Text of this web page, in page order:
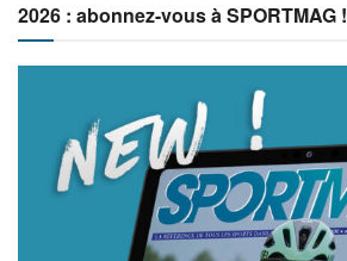
2026 : abonnez-vous à SPORTMAG !